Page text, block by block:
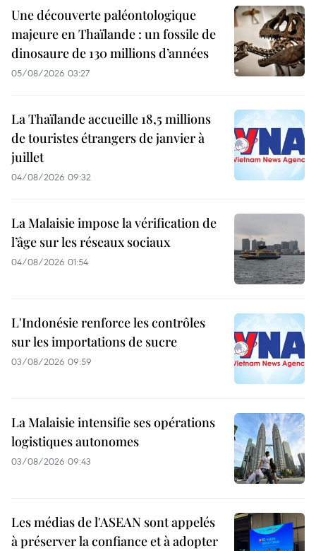
Une découverte paléontologique
majeure en Thaïlande : un fossile de
dinosaure de 130 millions d’années
05/08/2026 03:27
La Thaïlande accueille 18,5 millions
de touristes étrangers de janvier à
juillet
04/08/2026 09:32
La Malaisie impose la vérification de
l’âge sur les réseaux sociaux
04/08/2026 01:54
L'Indonésie renforce les contrôles
sur les importations de sucre
03/08/2026 09:59
La Malaisie intensifie ses opérations
logistiques autonomes
03/08/2026 09:43
Les médias de l'ASEAN sont appelés
à préserver la confiance et à adopter